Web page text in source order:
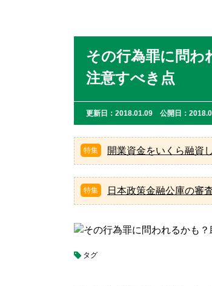
その行為罪に問わ
注意すべき点
更新日：2018.01.09 公開日：
開業資金をいくら融資
日本政策金融公庫の審
タグ